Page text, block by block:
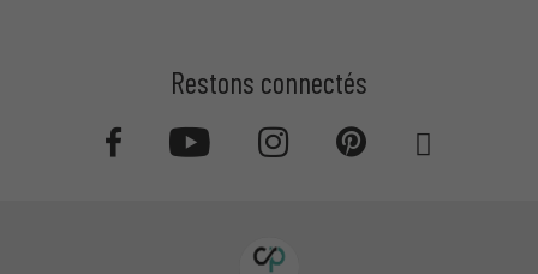
Restons connectés